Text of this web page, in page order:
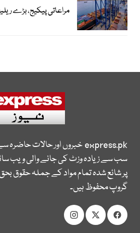
مراعاتی پیکیج، بڑے
express.pkخبروں اور حالات حاضرہ
سب سے زیادہ وزٹ کی جانے والی ویب
پر شائع شدہ تمام مواد کے جملہ حقوق
گروپ محفوظ ہیں۔